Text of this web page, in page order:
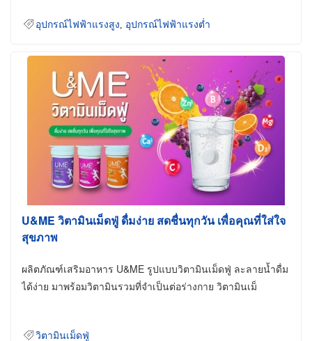
อุปกรณ์ไฟฟ้าแรงสูง อุปกรณ์ไฟฟ้าแรงต่ำ
U&ME วิตามินเม็ดฟู่ ดื่มง่าย สดชื่นทุกวัน เพื่อคุณที่ใส่ใจ
สุขภาพ
ผลิตภัณฑ์เสริมอาหาร U&ME รูปแบบวิตามินเม็ดฟู่ ละลายน้ำดื่ม
ได้ง่าย มาพร้อมวิตามินรวมที่จำเป็นต่อร่างกาย วิตามินเม็
วิตามินเม็ดฟู่